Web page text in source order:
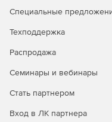
Premium –
пользователя,
функциями
RADIUS, серверных
Специальные
Техподдержка
Распродажа
Семинары и вебинары
Стать партнером
Вход в ЛК партнера